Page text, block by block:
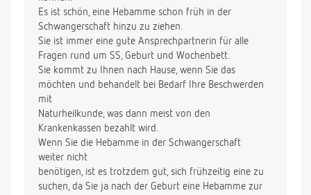
Es ist schön, eine Hebamme schon früh in der
Schwangerschaft hinzu zu ziehen.
Sie ist immer eine gute Ansprechpartnerin für alle
Fragen rund um SS, Geburt und Wochenbett.
Sie kommt zu Ihnen nach Hause, wenn Sie das
möchten und behandelt bei Bedarf Ihre Beschwerden
mit
Naturheilkunde, was dann meist von den
Krankenkassen bezahlt wird.
Wenn Sie die Hebamme in der Schwangerschaft
weiter nicht
benötigen, ist es trotzdem gut, sich frühzeitig eine zu
suchen, da Sie ja nach der Geburt eine Hebamme zur